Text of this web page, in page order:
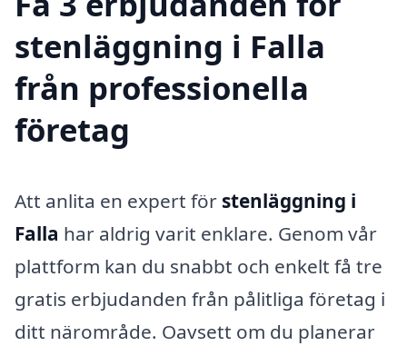
stenläggning i Falla
från professionella
företag
Att anlita en expert för stenläggning i
Falla har aldrig varit enklare. Genom vår
plattform kan du snabbt och enkelt få tre
gratis erbjudanden från pålitliga företag i
ditt närområde. Oavsett om du planerar